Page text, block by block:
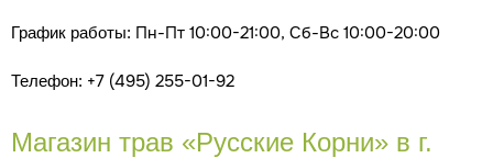
График работы: Пн-Пт 10:00-21:00, Сб-Вс 10:00-20:00
Телефон: +7 (495) 255-01-92
Магазин трав «Русские Корни» в г.